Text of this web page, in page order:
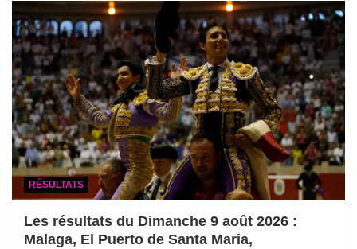
RÉSULTATS
Les résultats du Dimanche 9 août 2026 :
Malaga, El Puerto de Santa Maria,